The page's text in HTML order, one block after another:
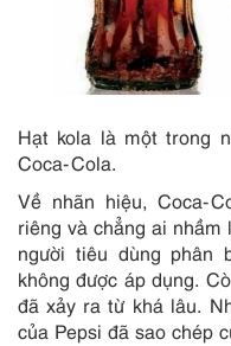
Hạt kola là một trong
Coca-Cola.
Về nhãn hiệu, Coca-
riêng và chẳng ai
người tiêu dùng phân
không được áp dụng.
đã xảy ra từ khá lâu.
của Pepsi đã sao chép